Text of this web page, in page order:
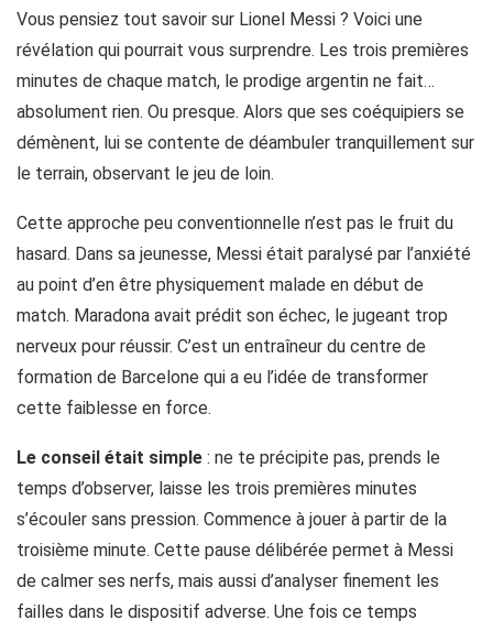
Vous pensiez tout savoir sur Lionel Messi ? Voici une
révélation qui pourrait vous surprendre. Les trois premières
minutes de chaque match, le prodige argentin ne fait…
absolument rien. Ou presque. Alors que ses coéquipiers se
démènent, lui se contente de déambuler tranquillement sur
le terrain, observant le jeu de loin.
Cette approche peu conventionnelle n’est pas le fruit du
hasard. Dans sa jeunesse, Messi était paralysé par l’anxiété
au point d’en être physiquement malade en début de
match. Maradona avait prédit son échec, le jugeant trop
nerveux pour réussir. C’est un entraîneur du centre de
formation de Barcelone qui a eu l’idée de transformer
cette faiblesse en force.
Le conseil était simple : ne te précipite pas, prends le
temps d’observer, laisse les trois premières minutes
s’écouler sans pression. Commence à jouer à partir de la
troisième minute. Cette pause délibérée permet à Messi
de calmer ses nerfs, mais aussi d’analyser finement les
failles dans le dispositif adverse. Une fois ce temps